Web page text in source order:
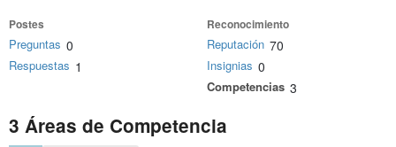
Postes
Preguntas 0
Respuestas 1
Reconocimiento
Reputación 70
Insignias 0
Competencias 3
3 Áreas de Competencia